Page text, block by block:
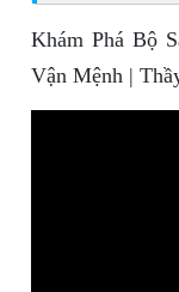
Khám Phá Bộ
Vận Mệnh |